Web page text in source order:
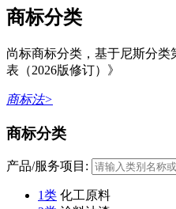
商标分类
尚标商标分类，基于尼斯分
表（2026版修订）》
商标法>
商标分类
产品/服务项目:
1类 化工原料